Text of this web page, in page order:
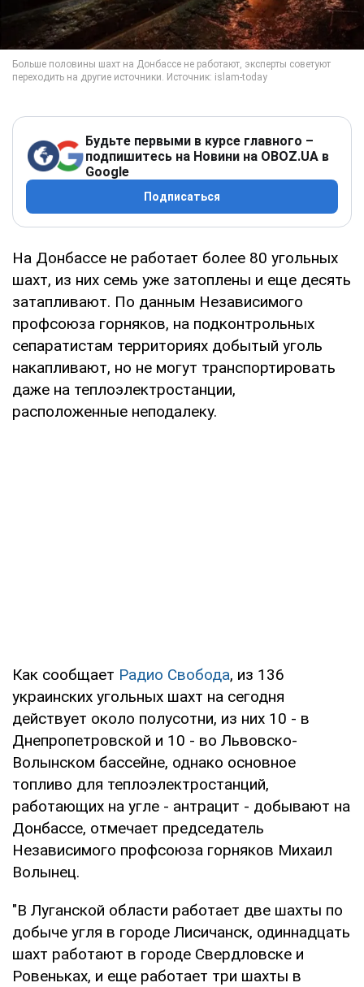
Будьте первыми в курсе главного –
подпишитесь на Новини на OBOZ.UA в
Google
Подписаться
На Донбассе не работает более 80 угольных
шахт, из них семь уже затоплены и еще десять
затапливают. По данным Независимого
профсоюза горняков, на подконтрольных
сепаратистам территориях добытый уголь
накапливают, но не могут транспортировать
даже на теплоэлектростанции,
расположенные неподалеку.
Как сообщает Радио Свобода, из 136
украинских угольных шахт на сегодня
действует около полусотни, из них 10 - в
Днепропетровской и 10 - во Львовско-
Волынском бассейне, однако основное
топливо для теплоэлектростанций,
работающих на угле - антрацит - добывают на
Донбассе, отмечает председатель
Независимого профсоюза горняков Михаил
Волынец.
"В Луганской области работает две шахты по
добыче угля в городе Лисичанск, одиннадцать
шахт работают в городе Свердловске и
Ровеньках, и еще работает три шахты в